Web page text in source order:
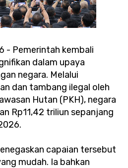
- Pemerintah kembali
dalam upaya
negara. Melalui
dan tambang ilegal oleh
Hutan (PKH), negara
Rp11,42 triliun sepanjang
capaian tersebut
mudah. Ia bahkan